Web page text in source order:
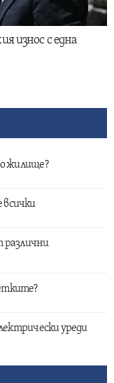
износ с една
жилище?
различни
уреди